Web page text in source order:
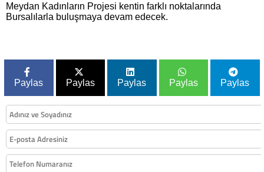
Meydan Kadınların Projesi kentin farklı noktalarında
Bursalılarla buluşmaya devam edecek.
Paylas Paylas Paylas Paylas Paylas